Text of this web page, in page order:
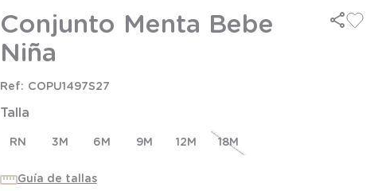
Conjunto Menta Bebe
Niña
COPU1497S27
Talla
RN 3M 6M 9M 12M 18M
Guía de tallas